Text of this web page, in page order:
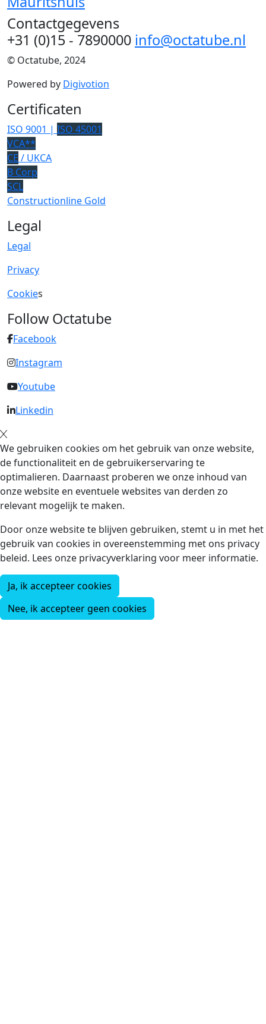
Contactgegevens
+31 (0)15 - 7890000 info@octatube.nl
© Octatube, 2024
Powered by Digivotion
Certificaten
ISO 9001 | ISO 45001
VCA**
CE / UKCA
B Corp
SCL
Constructionline Gold
Legal
Legal
Privacy
Cookies
Follow Octatube
Facebook
Instagram
Youtube
Linkedin
We gebruiken cookies om het gebruik van onze website,
de functionaliteit en de gebruikerservaring te
optimalieren. Daarnaast proberen we onze inhoud van
onze website en eventuele websites van derden zo
relevant mogelijk te maken.
Door onze website te blijven gebruiken, stemt u in met het
gebruik van cookies in overeenstemming met ons privacy
beleid. Lees onze privacyverklaring voor meer informatie.
Ja, ik accepteer cookies
Nee, ik accepteer geen cookies